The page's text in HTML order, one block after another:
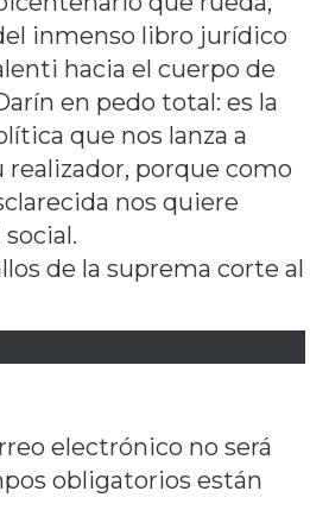
inmenso libro jurídico
hacia el cuerpo de
en pedo total: es la
que nos lanza a
realizador, porque como
nos quiere
de la suprema corte al
electrónico no será
obligatorios están